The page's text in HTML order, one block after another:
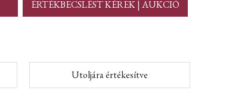
ÉRTÉKBECSLÉST KÉREK | AUKCIÓ
Utoljára értékesítve